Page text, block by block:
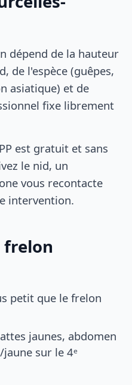
dépend de la hauteur
de l'espèce (guêpes,
asiatique) et de
fixe librement
est gratuit et sans
le nid, un
vous recontacte
intervention.
frelon
petit que le frelon
jaunes, abdomen
sur le 4ᵉ